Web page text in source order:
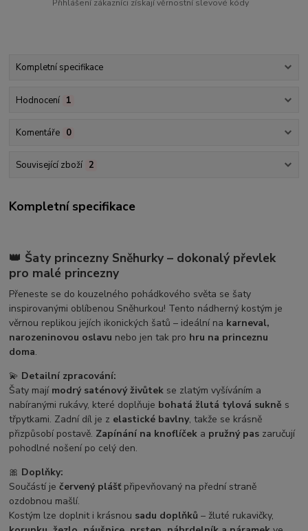
Přihlášení zákazníci získají věrnostní slevové kódy
Kompletní specifikace
Hodnocení 1
Komentáře 0
Související zboží 2
Kompletní specifikace
👑 Šaty princezny Sněhurky – dokonalý převlek
pro malé princezny
Přeneste se do kouzelného pohádkového světa se šaty
inspirovanými oblíbenou Sněhurkou! Tento nádherný kostým je
věrnou replikou jejích ikonických šatů – ideální na karneval,
narozeninovou oslavu nebo jen tak pro hru na princeznu
doma.
💫 Detailní zpracování:
Šaty mají modrý saténový živůtek se zlatým vyšíváním a
nabíranými rukávy, které doplňuje bohatá žlutá tylová sukně s
třpytkami. Zadní díl je z elastické bavlny, takže se krásně
přizpůsobí postavě. Zapínání na knoflíček a pružný pas zaručují
pohodlné nošení po celý den.
🎀 Doplňky:
Součástí ječervený plášťpřipevňovaný na přední straně
ozdobnou mašlí.
Kostým lze doplnit i krásnou sadu doplňků – žluté rukavičky,